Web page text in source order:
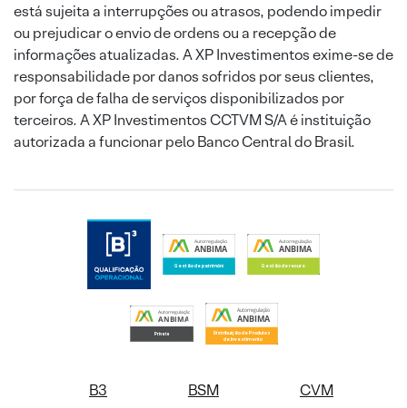
está sujeita a interrupções ou atrasos, podendo impedir
ou prejudicar o envio de ordens ou a recepção de
informações atualizadas. A XP Investimentos exime-se de
responsabilidade por danos sofridos por seus clientes,
por força de falha de serviços disponibilizados por
terceiros. A XP Investimentos CCTVM S/A é instituição
autorizada a funcionar pelo Banco Central do Brasil.
B3 BSM CVM